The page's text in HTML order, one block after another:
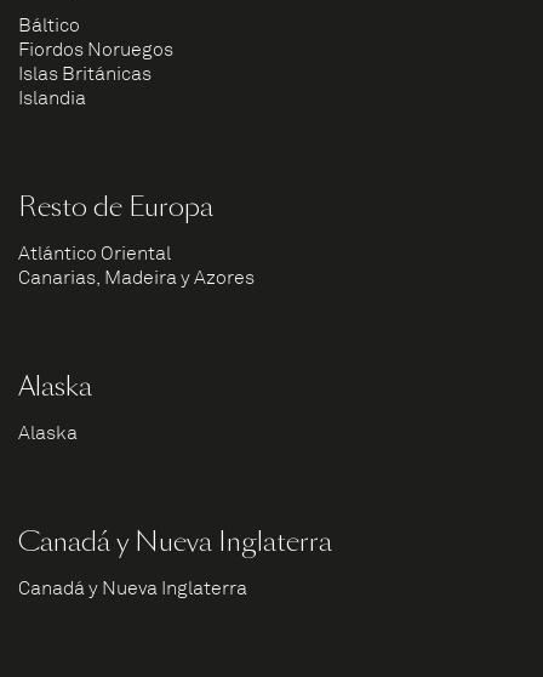
Báltico
Fiordos Noruegos
Islas Británicas
Islandia
Resto de Europa
Atlántico Oriental
Canarias, Madeira y Azores
Alaska
Alaska
Canadá y Nueva Inglaterra
Canadá y Nueva Inglaterra